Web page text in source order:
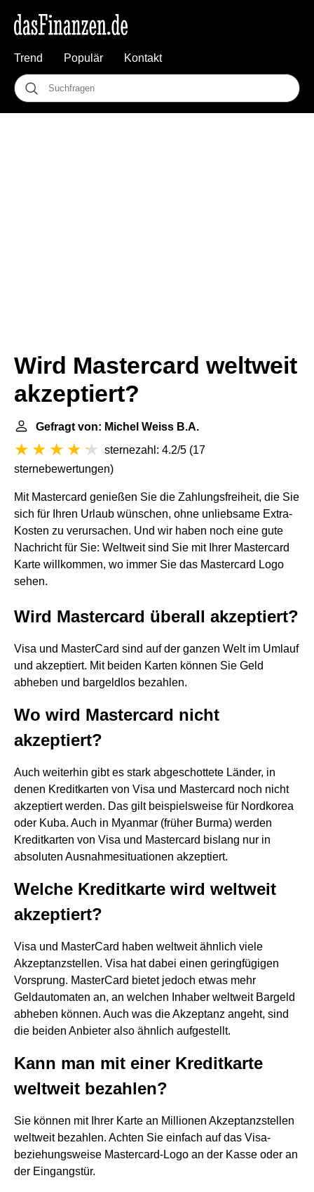
Trend Populär Kontakt
Wird Mastercard weltweit
akzeptiert?
Gefragt von: Michel Weiss B.A.
sternezahl: 4.2/5 (17
sternebewertungen)
Mit Mastercard genießen Sie die Zahlungsfreiheit, die Sie
sich für Ihren Urlaub wünschen, ohne unliebsame Extra-
Kosten zu verursachen. Und wir haben noch eine gute
Nachricht für Sie: Weltweit sind Sie mit Ihrer Mastercard
Karte willkommen, wo immer Sie das Mastercard Logo
sehen.
Wird Mastercard überall akzeptiert?
Visa und MasterCard sind auf der ganzen Welt im Umlauf
und akzeptiert. Mit beiden Karten können Sie Geld
abheben und bargeldlos bezahlen.
Wo wird Mastercard nicht
akzeptiert?
Auch weiterhin gibt es stark abgeschottete Länder, in
denen Kreditkarten von Visa und Mastercard noch nicht
akzeptiert werden. Das gilt beispielsweise für Nordkorea
oder Kuba. Auch in Myanmar (früher Burma) werden
Kreditkarten von Visa und Mastercard bislang nur in
absoluten Ausnahmesituationen akzeptiert.
Welche Kreditkarte wird weltweit
akzeptiert?
Visa und MasterCard haben weltweit ähnlich viele
Akzeptanzstellen. Visa hat dabei einen geringfügigen
Vorsprung. MasterCard bietet jedoch etwas mehr
Geldautomaten an, an welchen Inhaber weltweit Bargeld
abheben können. Auch was die Akzeptanz angeht, sind
die beiden Anbieter also ähnlich aufgestellt.
Kann man mit einer Kreditkarte
weltweit bezahlen?
Sie können mit Ihrer Karte an Millionen Akzeptanzstellen
weltweit bezahlen. Achten Sie einfach auf das Visa-
beziehungsweise Mastercard-Logo an der Kasse oder an
der Eingangstür.